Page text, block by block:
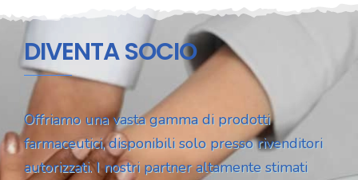
DIVENTA SOCIO
Offriamo una vasta gamma di prodotti
farmaceutici, disponibili solo presso rivenditori
autorizzati. I nostri partner altamente stimati